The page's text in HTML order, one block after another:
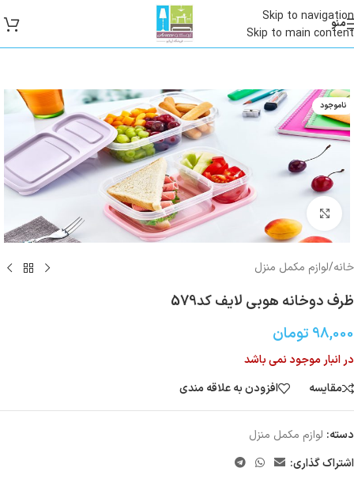
Skip to navigation
Skip to main content
منو
ناموجود
بزرگنمایی تصویر
خانه/لوازم مکمل منزل
ظرف دوخانه هوبی لایف کد579
98,000 تومان
در انبار موجود نمی باشد
مقایسه
افزودن به علاقه مندی
دسته: لوازم مکمل منزل
اشتراک گذاری: